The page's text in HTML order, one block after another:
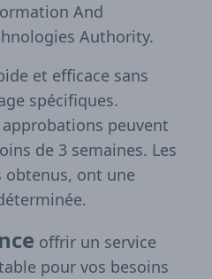
And
Authority.
et efficace sans
spécifiques.
peuvent
de 3 semaines. Les
obtenus, ont une
offrir un service
pour vos besoins